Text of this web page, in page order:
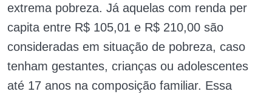
extrema pobreza. Já aquelas com renda per
capita entre R$ 105,01 e R$ 210,00 são
consideradas em situação de pobreza, caso
tenham gestantes, crianças ou adolescentes
até 17 anos na composição familiar. Essa